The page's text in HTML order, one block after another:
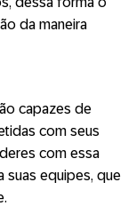
da maneira
capazes de
com seus
com essa
suas equipes, que